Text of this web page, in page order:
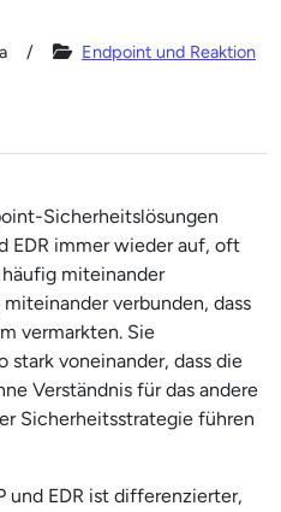
Endpoint und Reaktion
Sicherheitslösungen
EDR immer wieder auf, oft
miteinander
verbunden, dass
vermarkten. Sie
stark voneinander, dass die
Verständnis für das andere
Sicherheitsstrategie führen
und EDR ist differenzierter,